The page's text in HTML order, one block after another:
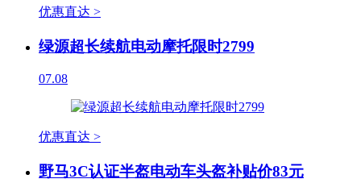
优惠直达 >
绿源超长续航电动摩托限时2799
07.08
优惠直达 >
野马3C认证半盔电动车头盔补贴价83元